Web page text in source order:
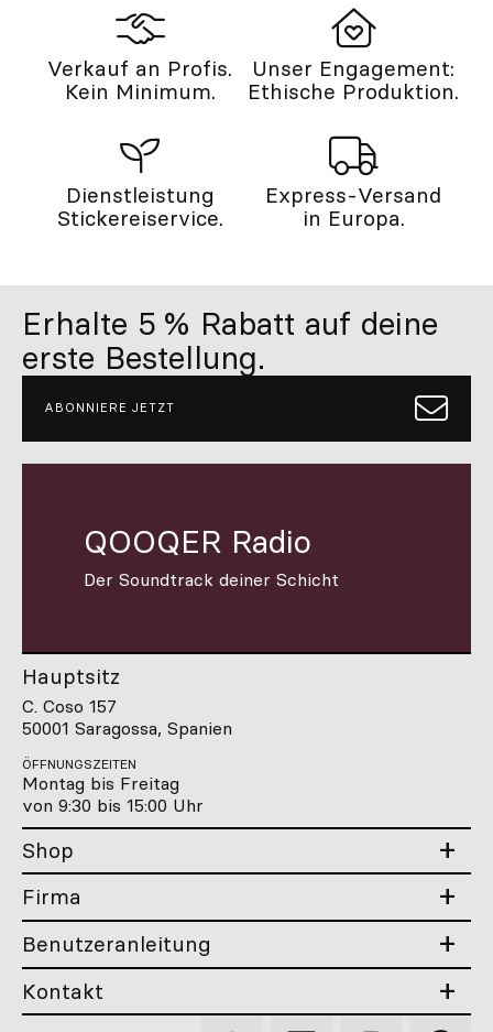
Verkauf an Profis.
Kein Minimum.
Unser Engagement:
Ethische Produktion.
Dienstleistung
Stickereiservice.
Express-Versand
in Europa.
Erhalte 5 % Rabatt auf deine
erste Bestellung.
ABONNIERE JETZT
QOOQER Radio
Der Soundtrack deiner Schicht
Hauptsitz
C. Coso 157
50001 Saragossa, Spanien
ÖFFNUNGSZEITEN
Montag bis Freitag
von 9:30 bis 15:00 Uhr
Shop
Firma
Benutzeranleitung
Kontakt